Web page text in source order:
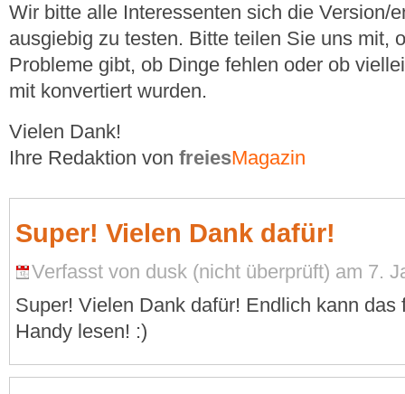
Wir bitte alle Interessenten sich die Version/
ausgiebig zu testen. Bitte teilen Sie uns mit,
Probleme gibt, ob Dinge fehlen oder ob
mit konvertiert wurden.
Vielen Dank!
Ihre Redaktion von freiesMagazin
Super! Vielen Dank dafür!
Verfasst von dusk (nicht überprüft) am 7.
Super! Vielen Dank dafür! Endlich kann das
Handy lesen! :)